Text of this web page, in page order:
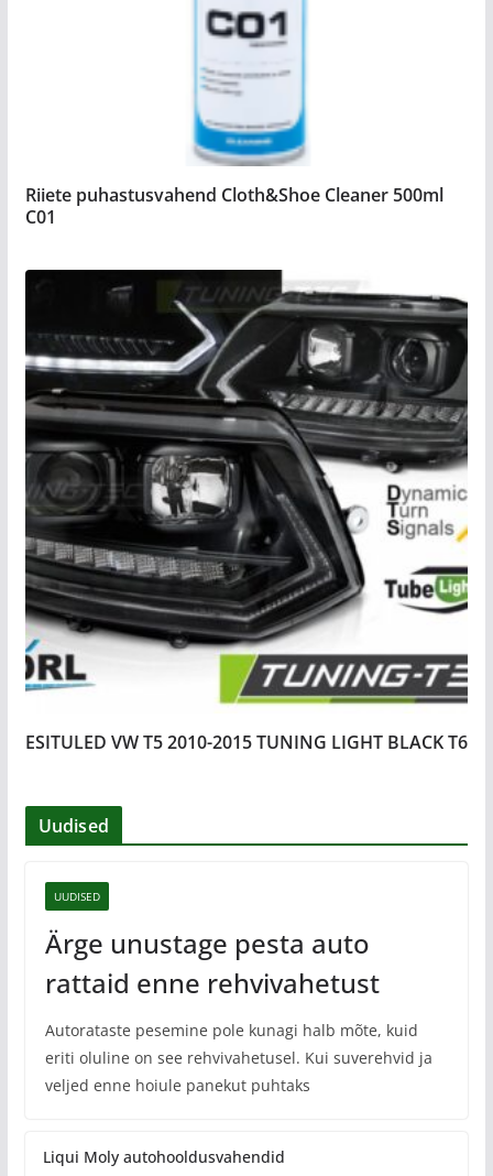
Riiete puhastusvahend Cloth&Shoe Cleaner 500ml
C01
ESITULED VW T5 2010-2015 TUNING LIGHT BLACK T6
Uudised
UUDISED
Ärge unustage pesta auto
rattaid enne rehvivahetust
Autorataste pesemine pole kunagi halb mõte, kuid
eriti oluline on see rehvivahetusel. Kui suverehvid ja
veljed enne hoiule panekut puhtaks
Liqui Moly autohooldusvahendid